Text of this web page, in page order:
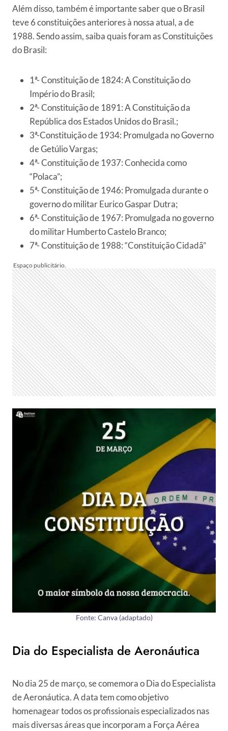
Além disso, também é importante saber que o Brasil
teve 6 constituições anteriores à nossa atual, a de
1988. Sendo assim, saiba quais foram as Constituições
do Brasil:
1ª- Constituição de 1824: A Constituição do
Império do Brasil;
2ª- Constituição de 1891: A Constituição da
República dos Estados Unidos do Brasil.;
3ª-Constituição de 1934: Promulgada no Governo
de Getúlio Vargas;
4ª- Constituição de 1937: Conhecida como
“Polaca”;
5ª- Constituição de 1946: Promulgada durante o
governo do militar Eurico Gaspar Dutra;
6ª- Constituição de 1967: Promulgada no governo
do militar Humberto Castelo Branco;
7ª- Constituição de 1988: “Constituição Cidadã”
Fonte: Canva (adaptado)
Dia do Especialista de Aeronáutica
No dia 25 de março, se comemora o Dia do Especialista
de Aeronáutica. A data tem como objetivo
homenagear todos os profissionais especializados nas
mais diversas áreas que incorporam a Força Aérea